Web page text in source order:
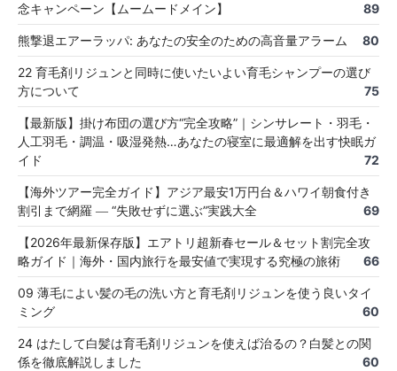
念キャンペーン【ムームードメイン】
89
熊撃退エアーラッパ: あなたの安全のための高音量アラーム 80
22 育毛剤リジュンと同時に使いたいよい育毛シャンプーの選び
方について
75
【最新版】掛け布団の選び方“完全攻略”｜シンサレート・羽毛・
人工羽毛・調温・吸湿発熱…あなたの寝室に最適解を出す快眠ガ
イド
72
【海外ツアー完全ガイド】アジア最安1万円台＆ハワイ朝食付き
割引まで網羅 ― “失敗せずに選ぶ”実践大全
69
【2026年最新保存版】エアトリ超新春セール＆セット割完全攻
略ガイド｜海外・国内旅行を最安値で実現する究極の旅術
66
09 薄毛によい髪の毛の洗い方と育毛剤リジュンを使う良いタイ
ミング
60
24 はたして白髪は育毛剤リジュンを使えば治るの？白髪との関
係を徹底解説しました
60